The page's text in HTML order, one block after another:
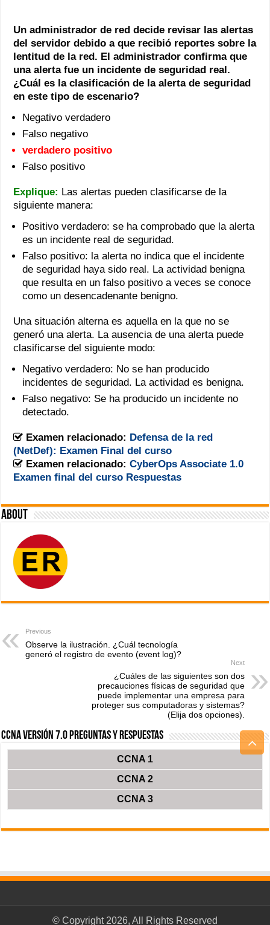
de
red
decide
revisar
las
alertas
del
lentitud
red.
El
confirma
que
una
alerta
incidente
de
seguridad
es
la
clasificación
de
en
escenario?
Un administrador de red decide revisar las alertas
del servidor debido a que recibió reportes sobre la
lentitud de la red. El administrador confirma que
una alerta fue un incidente de seguridad real.
¿Cuál es la clasificación de la alerta de seguridad
en este tipo de escenario?
Negativo verdadero
Falso negativo
verdadero positivo
Falso positivo
Explique: Las alertas pueden clasificarse de la
siguiente manera:
Positivo verdadero: se ha comprobado que la alerta
es un incidente real de seguridad.
Falso positivo: la alerta no indica que el incidente
de seguridad haya sido real. La actividad benigna
que resulta en un falso positivo a veces se conoce
como un desencadenante benigno.
Una situación alterna es aquella en la que no se
generó una alerta. La ausencia de una alerta puede
clasificarse del siguiente modo:
Negativo verdadero: No se han producido
incidentes de seguridad. La actividad es benigna.
Falso negativo: Se ha producido un incidente no
detectado.
Examen relacionado: Defensa de la red
(NetDef): Examen Final del curso
Examen relacionado:CyberOps Associate 1.0
Examen final del curso Respuestas
About
Previous
Observe la ilustración. ¿Cuál tecnología
generó el registro de evento (event log)?
Next
¿Cuáles de las siguientes son dos
precauciones físicas de seguridad que
puede implementar una empresa para
proteger sus computadoras y sistemas?
(Elija dos opciones).
CCNA Versión 7.0 Preguntas y Respuestas
CCNA 1
CCNA 2
CCNA 3
© Copyright 2026, All Rights Reserved